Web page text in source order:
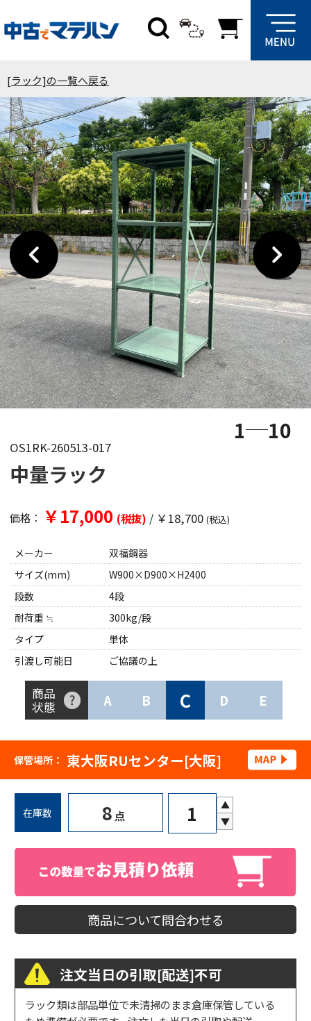
[ラック]の一覧へ戻る
1 10
OS1RK-260513-017
中量ラック
価格： ￥17,000 (税抜) / ￥18,700 (税込)
メーカー
双福鋼器
サイズ(mm)
W900×D900×H2400
段数
4段
耐荷重 ≒
300kg/段
タイプ
単体
引渡し可能日
ご協議の上
商品
状態
A B C D E
保管場所： 東大阪RUセンター[大阪]
在庫数 8 点
▲
▼
商品について問合わせる
注文当日の引取[配送]不可
ラック類は部品単位で未清掃のまま倉庫保管している